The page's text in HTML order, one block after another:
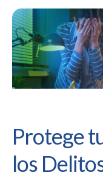
Protege
los